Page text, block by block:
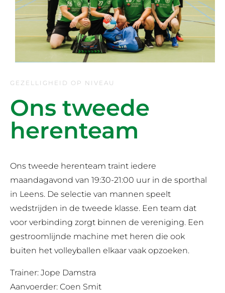
GEZELLIGHEID OP NIVEAU
Ons tweede
herenteam
Ons tweede herenteam traint iedere
maandagavond van 19:30-21:00 uur in de sporthal
in Leens. De selectie van mannen speelt
wedstrijden in de tweede klasse. Een team dat
voor verbinding zorgt binnen de vereniging. Een
gestroomlijnde machine met heren die ook
buiten het volleyballen elkaar vaak opzoeken.
Trainer: Jope Damstra
Aanvoerder: Coen Smit